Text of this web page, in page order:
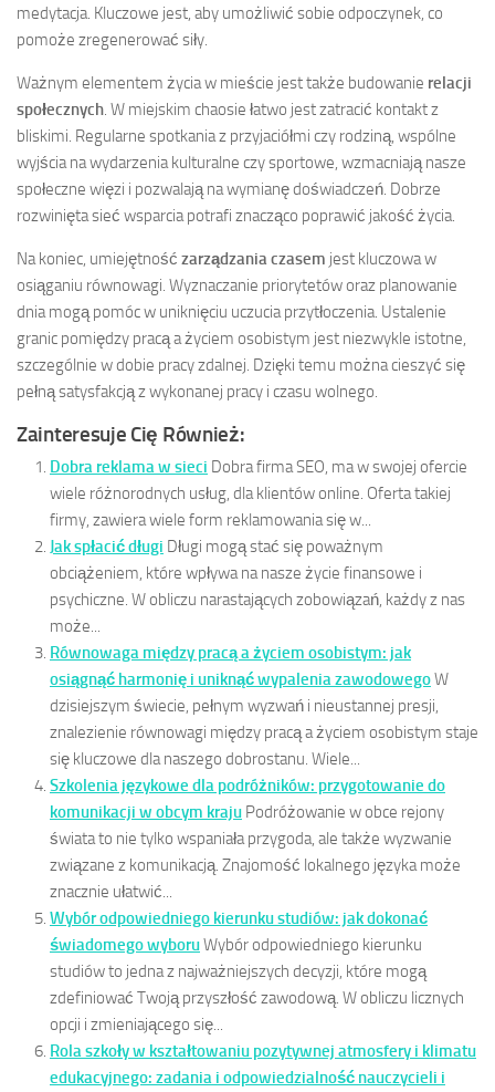
medytacja. Kluczowe jest, aby umożliwić sobie odpoczynek, co
pomoże zregenerować siły.
Ważnym elementem życia w mieście jest także budowanie relacji
społecznych. W miejskim chaosie łatwo jest zatracić kontakt z
bliskimi. Regularne spotkania z przyjaciółmi czy rodziną, wspólne
wyjścia na wydarzenia kulturalne czy sportowe, wzmacniają nasze
społeczne więzi i pozwalają na wymianę doświadczeń. Dobrze
rozwinięta sieć wsparcia potrafi znacząco poprawić jakość życia.
Na koniec, umiejętność zarządzania czasem jest kluczowa w
osiąganiu równowagi. Wyznaczanie priorytetów oraz planowanie
dnia mogą pomóc w uniknięciu uczucia przytłoczenia. Ustalenie
granic pomiędzy pracą a życiem osobistym jest niezwykle istotne,
szczególnie w dobie pracy zdalnej. Dzięki temu można cieszyć się
pełną satysfakcją z wykonanej pracy i czasu wolnego.
Zainteresuje Cię Również:
Dobra reklama w sieci Dobra firma SEO, ma w swojej ofercie
wiele różnorodnych usług, dla klientów online. Oferta takiej
firmy, zawiera wiele form reklamowania się w...
Jak spłacić długi Długi mogą stać się poważnym
obciążeniem, które wpływa na nasze życie finansowe i
psychiczne. W obliczu narastających zobowiązań, każdy z nas
może...
Równowaga między pracą a życiem osobistym: jak
osiągnąć harmonię i uniknąć wypalenia zawodowegoW
dzisiejszym świecie, pełnym wyzwań i nieustannej presji,
znalezienie równowagi między pracą a życiem osobistym staje
się kluczowe dla naszego dobrostanu. Wiele...
Szkolenia językowe dla podróżników: przygotowanie do
komunikacji w obcym kraju Podróżowanie w obce rejony
świata to nie tylko wspaniała przygoda, ale także wyzwanie
związane z komunikacją. Znajomość lokalnego języka może
znacznie ułatwić...
Wybór odpowiedniego kierunku studiów: jak dokonać
świadomego wyboruWybór odpowiedniego kierunku
studiów to jedna z najważniejszych decyzji, które mogą
zdefiniować Twoją przyszłość zawodową. W obliczu licznych
opcji i zmieniającego się...
Rola szkoły w kształtowaniu pozytywnej atmosfery i klimatu
edukacyjnego: zadania i odpowiedzialność nauczycieli i